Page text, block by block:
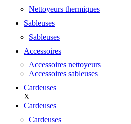
Nettoyeurs thermiques
Sableuses
Sableuses
Accessoires
Accessoires nettoyeurs
Accessoires sableuses
Cardeuses
X
Cardeuses
Cardeuses